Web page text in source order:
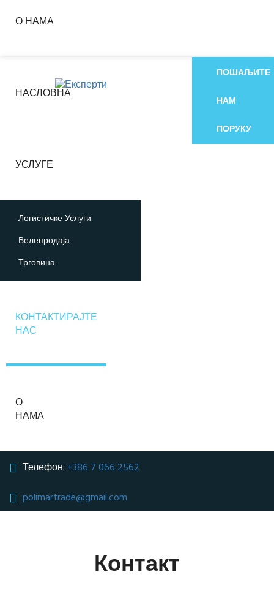
О НАМА
НАСЛОВНА
УСЛУГЕ
Логистичке Услуги
Велепродаја
Трговина
КОНТАКТИРАЈТЕ
НАС
О
НАМА
ПОШАЉИТЕ
НАМ
ПОРУКУ
Телефон: +386 7 066 2562
polimartrade@gmail.com
Контакт